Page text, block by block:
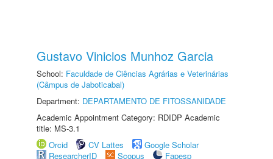
Gustavo Vinicios Munhoz Garcia
School: Faculdade de Ciências Agrárias e Veterinárias
(Câmpus de Jaboticabal)
Department: DEPARTAMENTO DE FITOSSANIDADE
Academic Appointment Category: RDIDP Academic
title: MS-3.1
Orcid
CV Lattes
Google Scholar
ResearcherID
Scopus Fapesp